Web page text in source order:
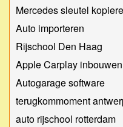
Mercedes sleutel
Auto importeren
Rijschool Den Haag
Apple Carplay inbouwen
Autogarage software
terugkommoment
auto rijschool rotterdam